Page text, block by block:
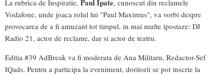
La rubrica de Inspiratie, Paul Ipate, cunoscut din reclamele
Vodafone, unde joaca rolul lui "Paul Maximus", va vorbi despre
provocarea de a fi amuzant tot timpul, in mai multe ipostaze: DJ
Radio 21, actor de reclame, dar si actor de teatru.
Editia #39 AdBreak va fi moderata de Ana Militaru, Redactor-Sef
IQads. Pentru a participa la eveniment, doritorii se pot inscrie la